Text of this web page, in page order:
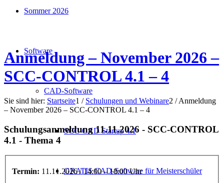
Sommer 2026
Software
CAD-Software
SCC-CAD Startup 4.1
GRATIS CAD-Software für Meisterschüler
Anmeldung – November 2026 –
SCC-CONTROL 4.1 – 4
Sie sind hier: Startseite1 / Schulungen und Webinare2 / Anmeldung
– November 2026 – SCC-CONTROL 4.1 – 4
Schulungsanmeldung 11.11.2026 - SCC-CONTROL
4.1 - Thema 4
Termin: 11.11.2026 / 14:00 – 18:00 Uhr